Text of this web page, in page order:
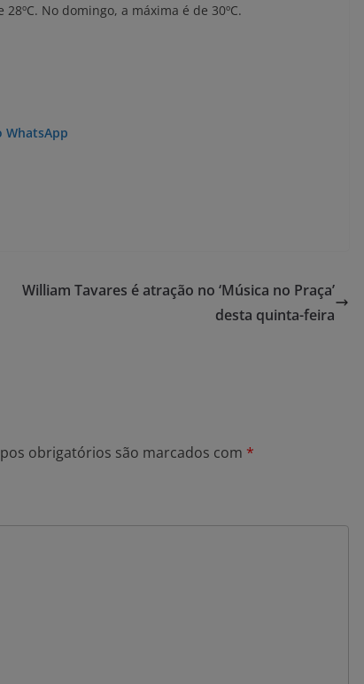
No domingo, a máxima é de 30ºC.
WhatsApp
William Tavares é atração no ‘Música no Praça’
desta quinta-feira
obrigatórios são marcados com *